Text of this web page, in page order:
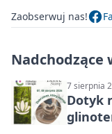
Zaobserwuj nas!
Nadchodzące
7 sierpnia
Dotyk